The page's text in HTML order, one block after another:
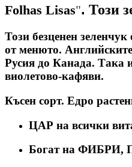
Folhas Lisas". Този
Този безценен
от менюто.
Русия до Канада. Така
виолетово-кафяви.
Късен сорт. Едро
ЦАР на всички
Богат на